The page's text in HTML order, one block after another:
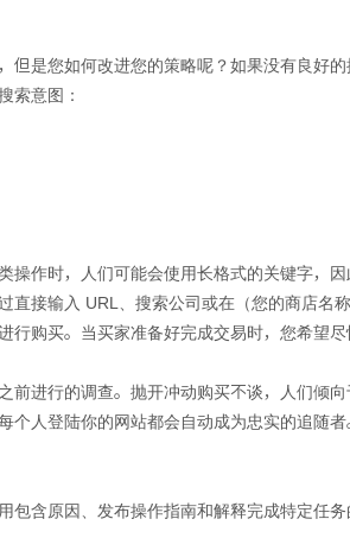
但是您如何改进您的策略呢？如果没有良好
索意图：
操作时，人们可能会使用长格式的关键字，
直接输入 URL、搜索公司或在（您的商店名
购买。当买家准备好完成交易时，您希望尽
前进行的调查。抛开冲动购买不谈，人们倾
个人登陆你的网站都会自动成为忠实的追随
包含原因、发布操作指南和解释完成特定任